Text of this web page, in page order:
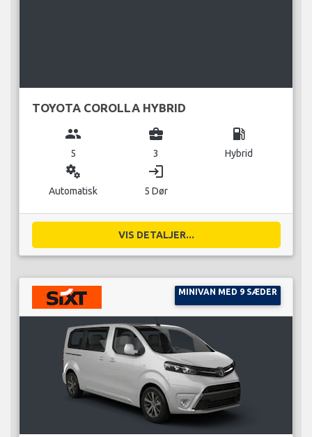
TOYOTA COROLLA HYBRID
group
5
business_center
3
local_gas_station
Hybrid
miscellaneous_services
Automatisk
login
5 Dør
VIS DETALJER...
MINIVAN MED 9 SÆDER